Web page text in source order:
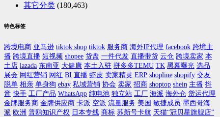
其它分类 (180,463)
特色标签
跨境电商 亚马逊 tiktok shop tiktok 服务商 海外IP代理 facebook 跨境主
播 跨境直播 短视频 shopee 货盘 一件代发 直播带货 云仓 跨境卖家 本
土店 lazada 东南亚 大健康 本土入驻 拼多多TEMU TK 黑幕曝光 选品
展会 网红营销 网红 BI 直播 虾皮 卖家精灵 ERP shopline shopify 交友
脱单 相亲 单身狗 ebay 私域营销 协会 卖家 招商 shoptop shein 主播 抖
音 快手 工厂产品 WhatsApp 纯电池 独立站 工厂 海派 海外仓 货运代理
金牌服务商 金牌供应商 卡派 空派 流量服务 美国 敏捷成员 墨西哥海
派 欧洲 普鸥知识产权 日本专线 商标 苏新号卡航 天猫“冠贝星旗舰店”